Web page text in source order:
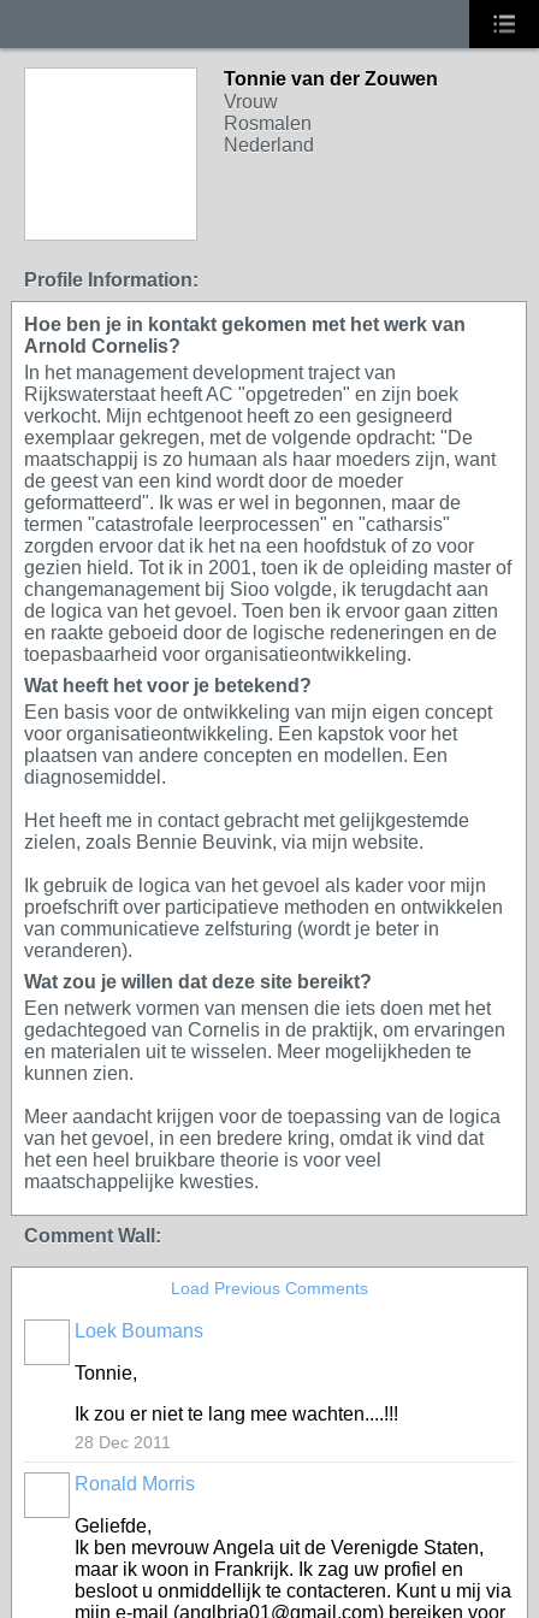
Tonnie van der Zouwen
Vrouw
Rosmalen
Nederland
Profile Information:
Hoe ben je in kontakt gekomen met het werk van
Arnold Cornelis?
In het management development traject van
Rijkswaterstaat heeft AC "opgetreden" en zijn boek
verkocht. Mijn echtgenoot heeft zo een gesigneerd
exemplaar gekregen, met de volgende opdracht: "De
maatschappij is zo humaan als haar moeders zijn, want
de geest van een kind wordt door de moeder
geformatteerd". Ik was er wel in begonnen, maar de
termen "catastrofale leerprocessen" en "catharsis"
zorgden ervoor dat ik het na een hoofdstuk of zo voor
gezien hield. Tot ik in 2001, toen ik de opleiding master of
changemanagement bij Sioo volgde, ik terugdacht aan
de logica van het gevoel. Toen ben ik ervoor gaan zitten
en raakte geboeid door de logische redeneringen en de
toepasbaarheid voor organisatieontwikkeling.
Wat heeft het voor je betekend?
Een basis voor de ontwikkeling van mijn eigen concept
voor organisatieontwikkeling. Een kapstok voor het
plaatsen van andere concepten en modellen. Een
diagnosemiddel.
Het heeft me in contact gebracht met gelijkgestemde
zielen, zoals Bennie Beuvink, via mijn website.
Ik gebruik de logica van het gevoel als kader voor mijn
proefschrift over participatieve methoden en ontwikkelen
van communicatieve zelfsturing (wordt je beter in
veranderen).
Wat zou je willen dat deze site bereikt?
Een netwerk vormen van mensen die iets doen met het
gedachtegoed van Cornelis in de praktijk, om ervaringen
en materialen uit te wisselen. Meer mogelijkheden te
kunnen zien.
Meer aandacht krijgen voor de toepassing van de logica
van het gevoel, in een bredere kring, omdat ik vind dat
het een heel bruikbare theorie is voor veel
maatschappelijke kwesties.
Comment Wall:
Load Previous Comments
Loek Boumans
Tonnie,
Ik zou er niet te lang mee wachten....!!!
28 Dec 2011
Ronald Morris
Geliefde,
Ik ben mevrouw Angela uit de Verenigde Staten,
maar ik woon in Frankrijk. Ik zag uw profiel en
besloot u onmiddellijk te contacteren. Kunt u mij via
mijn e-mail (anglbria01@gmail.com) bereiken voor